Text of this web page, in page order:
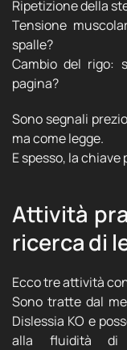
Ripetizione della
Tensione
spalle?
Cambio del rigo:
pagina?
Sono segnali
ma come legge.
E spesso, la
Attività
ricerca di
Ecco tre attività
Sono tratte dal
Dislessia KO e
alla fluidità di